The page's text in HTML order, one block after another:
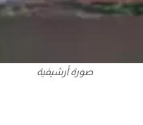
صورة أرشيفية